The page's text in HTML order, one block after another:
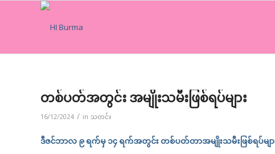
တစ်ပတ်အတွင်း အမျိုးသမီးဖြစ်ရပ်များ
16/12/2024 / in သတင်း
ဒီဇင်ဘာလ ၉ ရက်မှ ၁၄ ရက်အတွင်း တစ်ပတ်တာအမျိုးသမီးဖြစ်ရပ်မျ